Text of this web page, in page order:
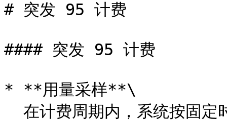
# 突发 95 计费
#### 突发 95 计费
* **用量采样**\